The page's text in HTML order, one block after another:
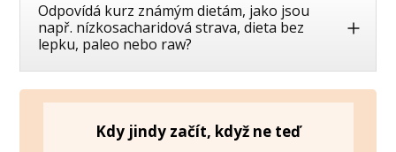
Odpovídá kurz známým dietám, jako jsou
např. nízkosacharidová strava, dieta bez
lepku, paleo nebo raw?
Kdy jindy začít, když ne teď